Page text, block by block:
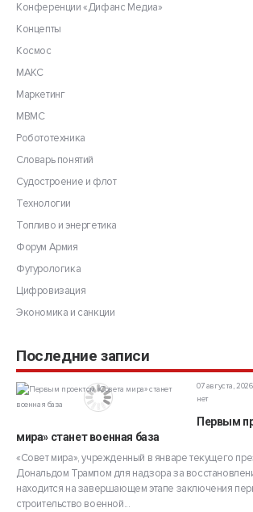
Конференции «Дифанс Медиа»
Концепты
Космос
МАКС
Маркетинг
МВМС
Робототехника
Словарь понятий
Судостроение и флот
Технологии
Топливо и энергетика
Форум Армия
Футурологика
Цифровизация
Экономика и санкции
Последние записи
07 августа, 2026
нет
Первым
мира» станет военная база
«Совет мира», учрежденный в январе текущего
Дональдом Трампом для надзора за
находится на завершающем этапе заключения
строительство военной...